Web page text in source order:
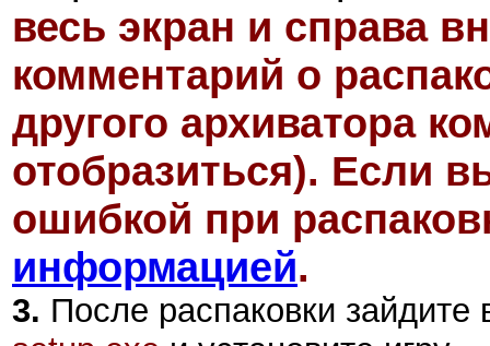
весь экран и справа
комментарий о
другого архиватора
отобразиться). Если
ошибкой при
информацией.
3. После распаковки зайдите